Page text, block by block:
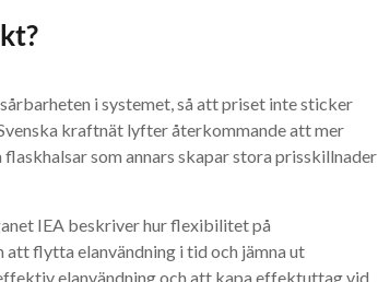
i systemet, så att priset inte sticker
kraftnät lyfter återkommande att mer
som annars skapar stora prisskillnader
IEA beskriver hur flexibilitet på
flytta elanvändning i tid och jämna ut
elanvändning och att kapa effektuttag vid